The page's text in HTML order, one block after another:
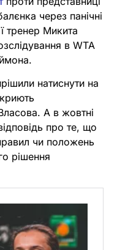
через панічні
тренер Микита
в WTA
натиснути на
А в жовтні
про те, що
чи положень
рішення